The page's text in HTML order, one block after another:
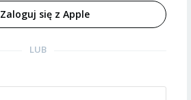
Zaloguj się z Apple
LUB